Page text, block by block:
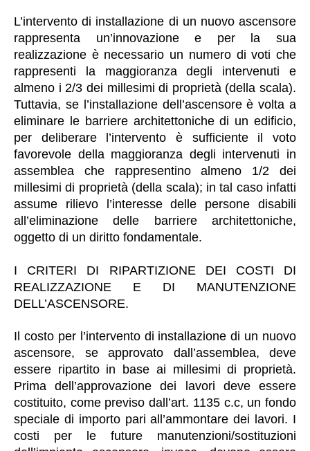
L’intervento di installazione di un nuovo ascensore
rappresenta un’innovazione e per la sua
realizzazione è necessario un numero di voti che
rappresenti la maggioranza degli intervenuti e
almeno i 2/3 dei millesimi di proprietà (della scala).
Tuttavia, se l’installazione dell’ascensore è volta a
eliminare le barriere architettoniche di un edificio,
per deliberare l’intervento è sufficiente il voto
favorevole della maggioranza degli intervenuti in
assemblea che rappresentino almeno 1/2 dei
millesimi di proprietà (della scala); in tal caso infatti
assume rilievo l’interesse delle persone disabili
all’eliminazione delle barriere architettoniche,
oggetto di un diritto fondamentale.
I CRITERI DI RIPARTIZIONE DEI COSTI DI
REALIZZAZIONE E DI MANUTENZIONE
DELL’ASCENSORE.
Il costo per l’intervento di installazione di un nuovo
ascensore, se approvato dall’assemblea, deve
essere ripartito in base ai millesimi di proprietà.
Prima dell’approvazione dei lavori deve essere
costituito, come previso dall’art. 1135 c.c, un fondo
speciale di importo pari all’ammontare dei lavori. I
costi per le future manutenzioni/sostituzioni